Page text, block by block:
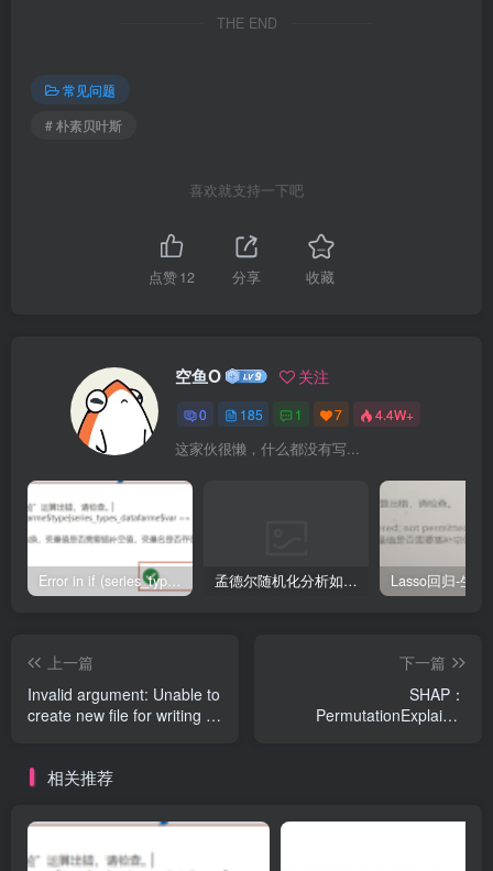
THE END
常见问题
# 朴素贝叶斯
喜欢就支持一下吧
点赞12 分享 收藏
空鱼O 关注
0 185 1 7 4.4W+
这家伙很懒，什么都没有写...
Error in if (series_types_datafarme$type[series_types_datafarme$var == : argument is of length zero 孟德尔随机化分析如何把Beta值转成OR值
上一篇
Invalid argument: Unable to
create new file for writing (it
write here, is there space
path exist?
下一篇
SHAP：
PermutationExplainer
相关推荐